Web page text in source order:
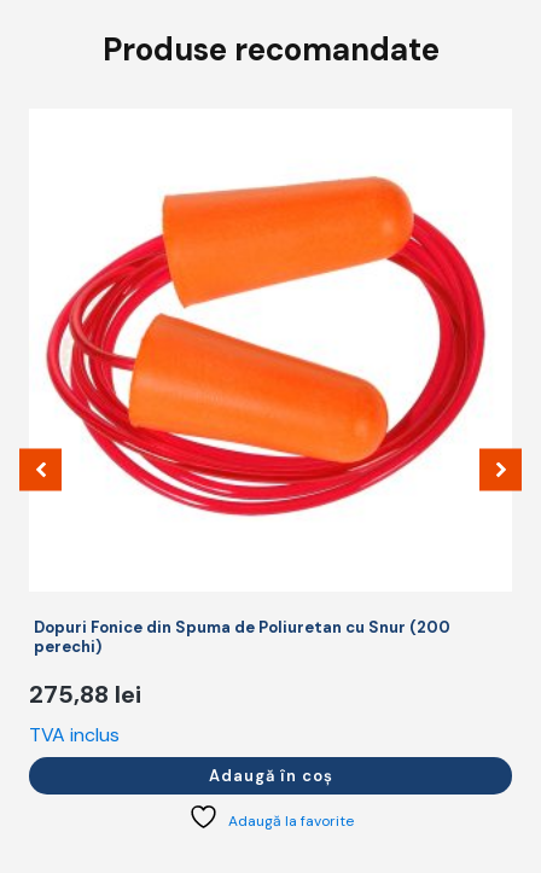
Produse recomandate
Dopuri Fonice din Spuma de Poliuretan cu Snur (200
perechi)
275,88 lei
TVA inclus
Adaugă în coș
Adaugă la favorite